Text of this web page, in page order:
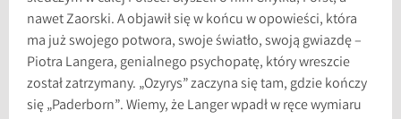
nawet Zaorski. A objawił się w końcu w opowieści, która
ma już swojego potwora, swoje światło, swoją gwiazdę –
Piotra Langera, genialnego psychopatę, który wreszcie
został zatrzymany. „Ozyrys” zaczyna się tam, gdzie kończy
się „Paderborn”. Wiemy, że Langer wpadł w ręce wymiaru